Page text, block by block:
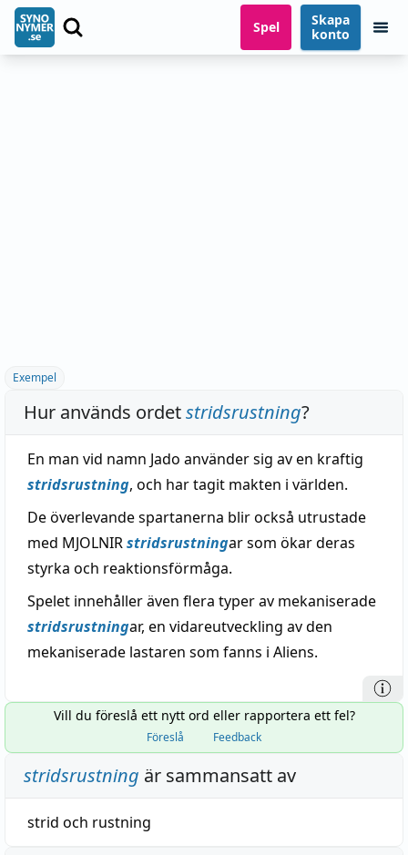
Spel
Skapa
konto
Exempel
Hur används ordetstridsrustning?
En man vid namn Jado använder sig av en kraftig
stridsrustning, och har tagit makten i världen.
De överlevande spartanerna blir också utrustade
med MJOLNIRstridsrustningar som ökar deras
styrka och reaktionsförmåga.
Spelet innehåller även flera typer av mekaniserade
stridsrustningar, en vidareutveckling av den
mekaniserade lastaren som fanns i Aliens.
Vill du föreslå ett nytt ord eller rapportera ett fel?
Föreslå Feedback
stridsrustning är sammansatt av
strid och rustning